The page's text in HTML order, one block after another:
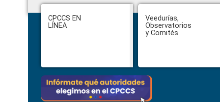
Footer
CPCCS EN
LÍNEA
Veedurías,
Observatorios
y Comités